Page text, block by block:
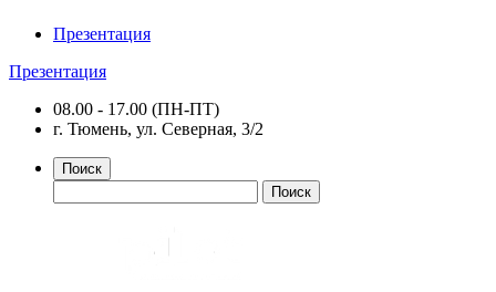
Презентация
Презентация
08.00 - 17.00 (ПН-ПТ)
г. Тюмень, ул. Северная, 3/2
Поиск